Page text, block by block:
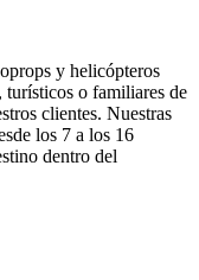
y helicópteros
o familiares de
clientes. Nuestras
los 7 a los 16
dentro del